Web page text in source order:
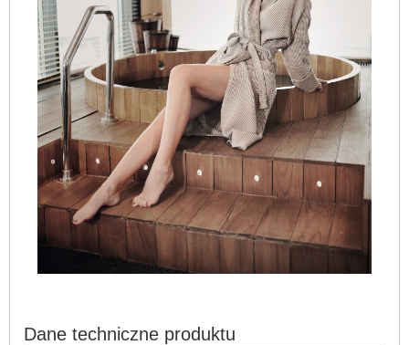
Dane techniczne produktu